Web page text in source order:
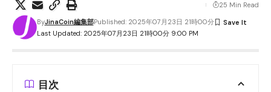
Last Updated: 2025年07月23日 21時00分 9:00 PM
ByJinaCoin編集部Published: 2025年07月23日 21時00分
25 Min Read
目次